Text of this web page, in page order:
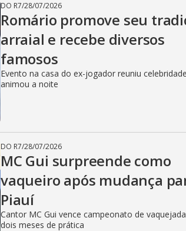
DO R7/28/07/2026
Romário promove seu
arraial e recebe diversos
famosos
Evento na casa do ex-jogador reuniu
animou a noite
DO R7/28/07/2026
MC Gui surpreende como
vaqueiro após mudança
Piauí
Cantor MC Gui vence campeonato de
dois meses de prática